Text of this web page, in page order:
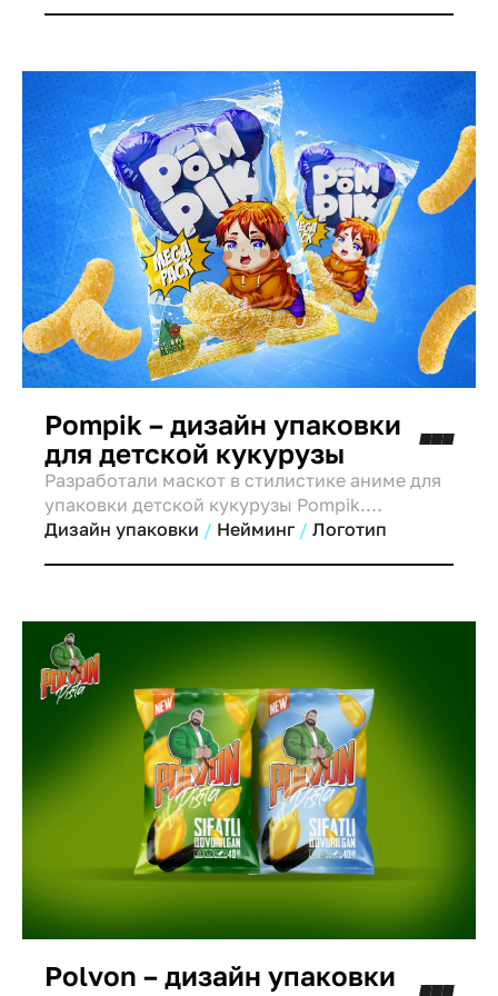
завоевания локального рынка.
Pompik – дизайн упаковки
для детской кукурузы
Разработали маскот в стилистике аниме для
упаковки детской кукурузы Pompik.
Репозиционирование для успешного выхода
Дизайн упаковки Нейминг Логотип
Polvon – дизайн упаковки